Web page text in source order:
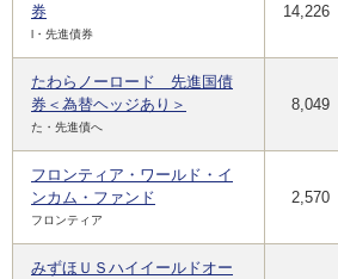
券
l・先進債券
14,226
たわらノーロード 先進国債
券＜為替ヘッジあり＞
た・先進債へ
8,049
フロンティア・ワールド・イ
ンカム・ファンド
フロンティア
2,570
みずほＵＳハイイールドオー